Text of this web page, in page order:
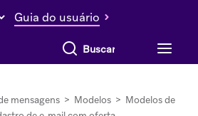
Guia do usuário
Buscar tudo
mensagens > Modelos > Modelos de